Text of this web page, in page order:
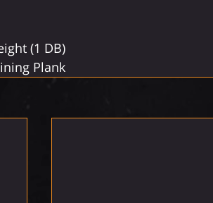
(1 DB)
Plank